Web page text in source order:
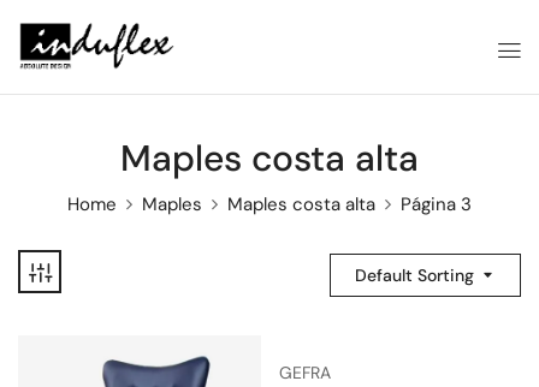
Maples costa alta
Home Maples Maples costa alta Página 3
Default Sorting
GEFRA